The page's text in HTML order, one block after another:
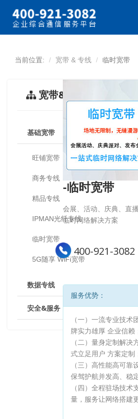
当前位置: 宽带 & 专线 临时宽带
宽带&专线
基础宽带
旺铺宽带
商务专线
精品专线
IPMAN光纤专线
临时宽带
5G随享 WiFi宽带
数据专线
安全&服务
-临时宽带
会展、活动、庆典、直
临时网络解决方案
400-921-3082
服务优势：
（一）一流专业技术
牌实力雄厚 企业信赖
（二）量身定制解决
式立足用户 方案定制
（三）高性能高可靠
保驾护航并发高、稳
（四）全程驻场技术
量，服务让网络搭建